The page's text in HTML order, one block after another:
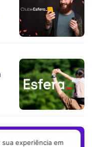
experiência em